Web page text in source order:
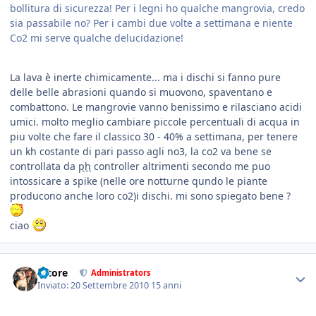
bollitura di sicurezza! Per i legni ho qualche mangrovia, credo
sia passabile no? Per i cambi due volte a settimana e niente
Co2 mi serve qualche delucidazione!
La lava è inerte chimicamente... ma i dischi si fanno pure
delle belle abrasioni quando si muovono, spaventano e
combattono. Le mangrovie vanno benissimo e rilasciano acidi
umici. molto meglio cambiare piccole percentuali di acqua in
piu volte che fare il classico 30 - 40% a settimana, per tenere
un kh costante di pari passo agli no3, la co2 va bene se
controllata da ph controller altrimenti secondo me puo
intossicare a spike (nelle ore notturne qundo le piante
producono anche loro co2)i dischi. mi sono spiegato bene ?
ciao
tatore Administrators
Inviato:20 Settembre 2010 15 anni